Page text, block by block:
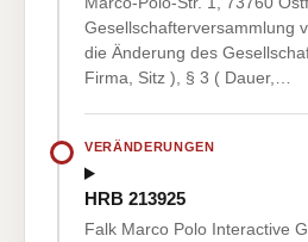
Gesellschafterversammlung
die Änderung des
Firma, Sitz ), § 3 ( Dauer,…
VERÄNDERUNGEN
HRB 213925
Falk Marco Polo Interactive